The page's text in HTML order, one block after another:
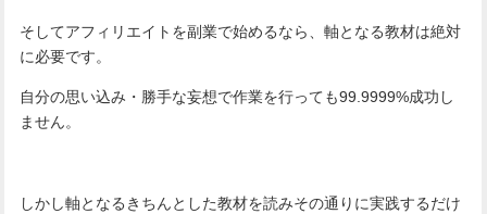
そしてアフィリエイトを副業で始めるなら、軸となる教材は絶対
に必要です。
自分の思い込み・勝手な妄想で作業を行っても99.9999%成功し
ません。
しかし軸となるきちんとした教材を読みその通りに実践するだけ